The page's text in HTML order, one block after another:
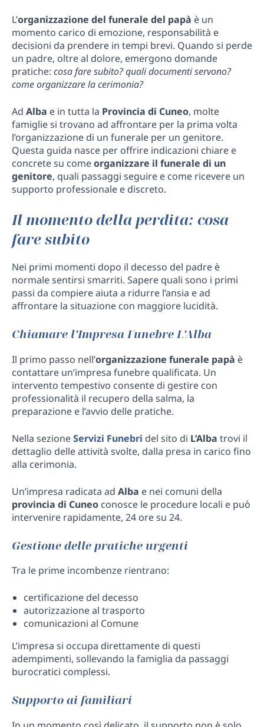
L’organizzazione del funerale del papà è un
momento carico di emozione, responsabilità e
decisioni da prendere in tempi brevi. Quando si perde
un padre, oltre al dolore, emergono domande
pratiche: cosa fare subito? quali documenti servono?
come organizzare la cerimonia?
Ad Alba e in tutta la Provincia di Cuneo, molte
famiglie si trovano ad affrontare per la prima volta
l’organizzazione di un funerale per un genitore.
Questa guida nasce per offrire indicazioni chiare e
concrete su comeorganizzare il funerale di un
genitore, quali passaggi seguire e come ricevere un
supporto professionale e discreto.
Il momento della perdita: cosa
fare subito
Nei primi momenti dopo il decesso del padre è
normale sentirsi smarriti. Sapere quali sono i primi
passi da compiere aiuta a ridurre l’ansia e ad
affrontare la situazione con maggiore lucidità.
Chiamare l’Impresa Funebre L’Alba
Il primo passo nell’organizzazione funerale papà è
contattare un’impresa funebre qualificata. Un
intervento tempestivo consente di gestire con
professionalità il recupero della salma, la
preparazione e l’avvio delle pratiche.
Nella sezioneServizi Funebri del sito di L’Alba trovi il
dettaglio delle attività svolte, dalla presa in carico fino
alla cerimonia.
Un’impresa radicata ad Alba e nei comuni della
provincia di Cuneo conosce le procedure locali e può
intervenire rapidamente, 24 ore su 24.
Gestione delle pratiche urgenti
Tra le prime incombenze rientrano:
certificazione del decesso
autorizzazione al trasporto
comunicazioni al Comune
L’impresa si occupa direttamente di questi
adempimenti, sollevando la famiglia da passaggi
burocratici complessi.
Supporto ai familiari